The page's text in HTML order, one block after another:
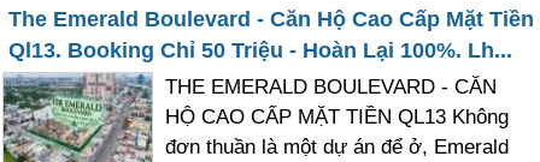
The Emerald Boulevard - Căn Hộ Cao Cấp Mặt Tiền
Ql13. Booking Chỉ 50 Triệu - Hoàn Lại 100%. Lh...
THE EMERALD BOULEVARD - CĂN
HỘ CAO CẤP MẶT TIỀN QL13 Không
đơn thuần là một dự án để ở, Emerald